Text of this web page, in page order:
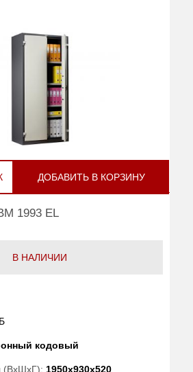
ДОБАВИТЬ В КОРЗИНУ
1993 EL
В НАЛИЧИИ
кодовый
(ВхШхГ): 1950x930x520